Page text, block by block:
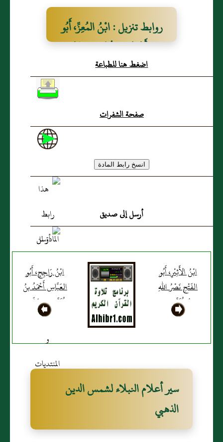
روابط تنزيل : ابْنُ المُعِزِّ، أَبُو
عَلِيٍّ أَحْمَدُ بنُ مُحَمَّدِ بنِ مَحْمُوْدٍ
الحَرَّانِيُّ
اضغط هنا للطباعة
صفحة الشفرات
أرسل إلى صديق
ابْنُ الأَثِيْرِ، أَبُو
الفَتْحِ نَصْرُ اللهِ
بنُ مُحَمَّدِ بنِ
مُحَمَّدٍ الشَّيْبَانِيُّ
ابْنُ رَاجِحٍ، أَبُو
العَبَّاسِ أَحْمَدُ بنُ
مُحَمَّدِ بنِ خَلَفٍ
المَقْدِسِيُّ
سير أعلام النبلاء لشمس الدين
الذهبي